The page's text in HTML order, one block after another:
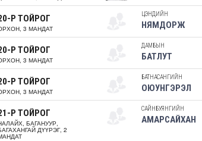
Р ТОЙРОГ
3 МАНДАТ
ЦЭНДИЙН
НЯМДОРЖ
Р ТОЙРОГ
3 МАНДАТ
ДАМБЫН
БАТЛУТ
Р ТОЙРОГ
3 МАНДАТ
БАТНАСАНГИЙН
ОЮУНГЭРЭЛ
Р ТОЙРОГ
БАГАНУУР,
ДҮҮРЭГ, 2
САЙНБУЯНГИЙН
АМАРСАЙХАН